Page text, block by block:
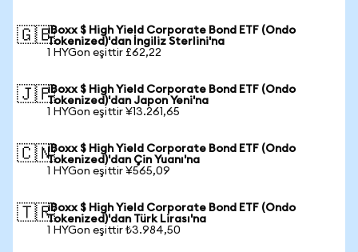
🇬🇧iBoxx $ High Yield Corporate Bond ETF (Ondo
Tokenized)'dan İngiliz Sterlini'na
1 HYGon eşittir £62,22
🇯🇵iBoxx $ High Yield Corporate Bond ETF (Ondo
Tokenized)'dan Japon Yeni'na
1 HYGon eşittir ¥13.261,65
🇨🇳iBoxx $ High Yield Corporate Bond ETF (Ondo
Tokenized)'dan Çin Yuanı'na
1 HYGon eşittir ¥565,09
🇹🇷iBoxx $ High Yield Corporate Bond ETF (Ondo
Tokenized)'dan Türk Lirası'na
1 HYGon eşittir ₺3.984,50